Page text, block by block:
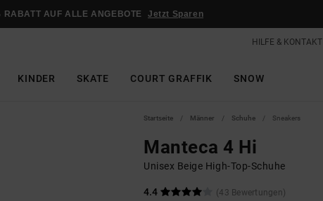
RABATT AUF ALLE ANGEBOTE Jetzt Sparen
HILFE & KONTAKT
KINDER SKATE COURT GRAFFIK SNOW
Startseite Männer Schuhe Sneakers
Manteca 4 Hi
Unisex Beige High-Top-Schuhe
4.4
(43 Bewertungen)